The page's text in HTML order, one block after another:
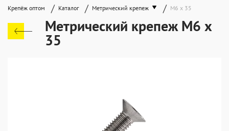
Крепёж оптом / Каталог / Метрический крепеж / М6 х 35
Метрический крепеж М6 х
35